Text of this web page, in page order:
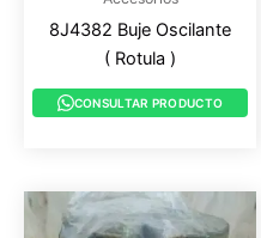
8J4382 Buje Oscilante
( Rotula )
CONSULTAR PRODUCTO